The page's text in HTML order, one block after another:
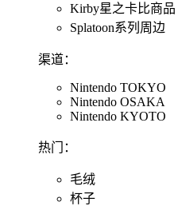
Kirby星之卡比商品
Splatoon系列周边
渠道：
Nintendo TOKYO
Nintendo OSAKA
Nintendo KYOTO
热门：
毛绒
杯子